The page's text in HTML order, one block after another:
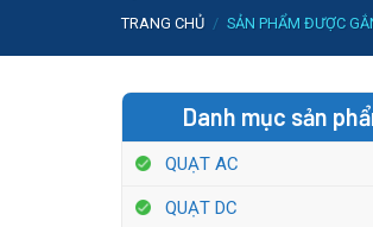
TRANG CHỦ / SẢN PHẨM ĐƯỢC
Danh mục sản
QUẠT AC
QUẠT DC